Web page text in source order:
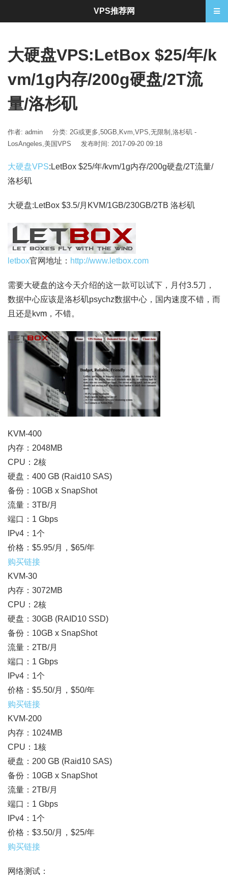
大硬盘VPS:LetBox $25/年/k
vm/1g内存/200g硬盘/2T流
量/洛杉矶
作者: admin 分类: 2G或更多,50GB, Kvm,VPS,无限制 ,洛杉矶 -
LosAngeles,美国VPS 发布时间: 2017-09-20 09:18
大硬盘VPS:LetBox $25/年/kvm/1g内存/200g硬盘/2T流量/
洛杉矶
大硬盘:LetBox $3.5/月KVM/1GB/230GB/2TB 洛杉矶
letbox官网地址： http://www.letbox.com
需要大硬盘的这今天介绍的这一款可以试下，月付3.5刀，
数据中心应该是洛杉矶psychz数据中心，国内速度不错，而
且还是kvm，不错。
KVM-400
内存：2048MB
CPU：2核
硬盘：400 GB (Raid10 SAS)
备份：10GB x SnapShot
流量：3TB/月
端口：1 Gbps
IPv4：1个
价格：$5.95/月，$65/年
购买链接
KVM-30
内存：3072MB
CPU：2核
硬盘：30GB (RAID10 SSD)
备份：10GB x SnapShot
流量：2TB/月
端口：1 Gbps
IPv4：1个
价格：$5.50/月，$50/年
购买链接
KVM-200
内存：1024MB
CPU：1核
硬盘：200 GB (Raid10 SAS)
备份：10GB x SnapShot
流量：2TB/月
端口：1 Gbps
IPv4：1个
价格：$3.50/月，$25/年
购买链接
网络测试：
VPS推荐网